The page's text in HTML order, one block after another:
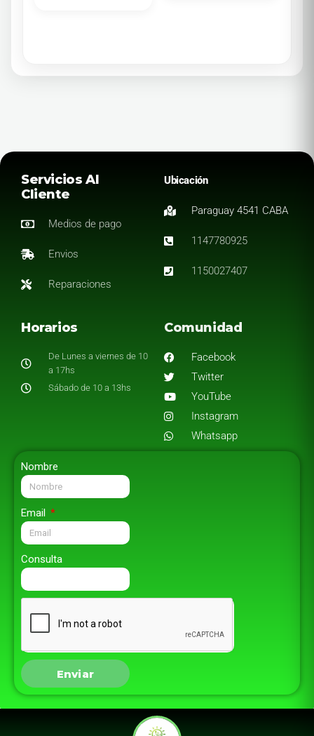
Servicios Al
Cliente
Medios de pago
Envios
Reparaciones
Ubicación
Paraguay 4541 CABA
1147780925
1150027407
Horarios
De Lunes a viernes de 10
a 17hs
Sábado de 10 a 13hs
Comunidad
Facebook
Twitter
YouTube
Instagram
Whatsapp
Nombre
Email
Consulta
Enviar